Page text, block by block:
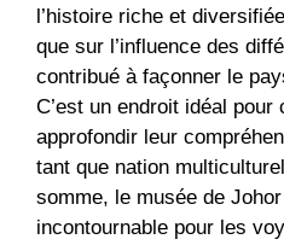
l’histoire riche et
que sur l’influence des
contribué à façonner le
C’est un endroit idéal
approfondir leur
tant que nation
somme, le musée de
incontournable pour les